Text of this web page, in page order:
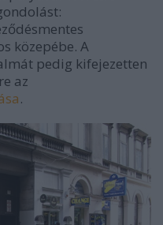
közepébe. A
pedig kifejezetten
az
.